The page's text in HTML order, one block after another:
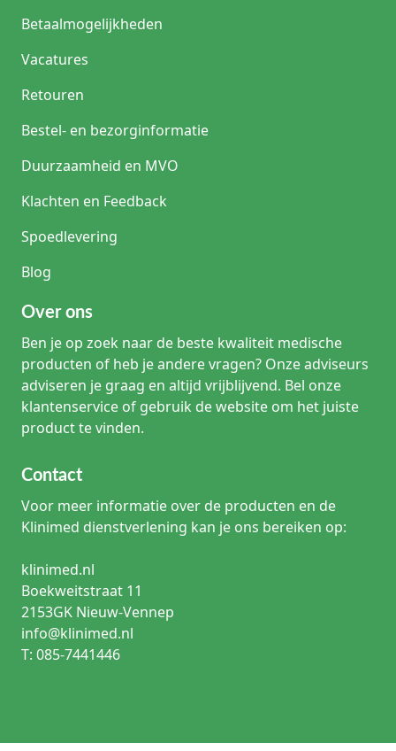
Betaalmogelijkheden
Vacatures
Retouren
Bestel- en bezorginformatie
Duurzaamheid en MVO
Klachten en Feedback
Spoedlevering
Blog
Over ons
Ben je op zoek naar de beste kwaliteit medische
producten of heb je andere vragen? Onze adviseurs
adviseren je graag en altijd vrijblijvend. Bel onze
klantenservice of gebruik de website om het juiste
product te vinden.
Contact
Voor meer informatie over de producten en de
Klinimed dienstverlening kan je ons bereiken op:
klinimed.nl
Boekweitstraat 11
2153GK Nieuw-Vennep
info@klinimed.nl
T: 085-7441446